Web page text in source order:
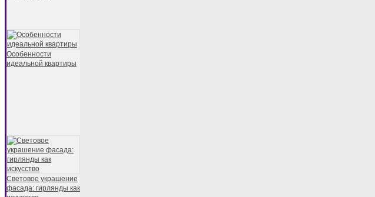
Особенности
идеальной квартиры
Световое украшение
фасада: гирлянды как